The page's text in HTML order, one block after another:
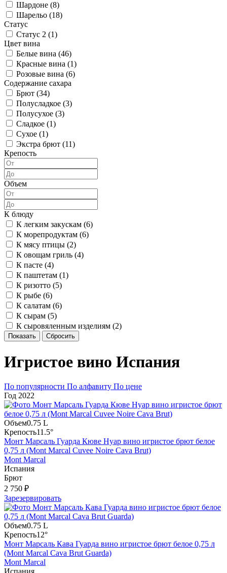
Шардоне (8)
Шарельо (18)
Статус
Статус 2 (1)
Цвет вина
Белые вина (46)
Красные вина (1)
Розовые вина (6)
Содержание сахара
Брют (34)
Полусладкое (3)
Полусухое (3)
Сладкое (1)
Сухое (1)
Экстра брют (11)
Крепость
Объем
К блюду
К легким закускам (6)
К морепродуктам (6)
К мясу птицы (2)
К овощам гриль (4)
К пасте (4)
К паштетам (1)
К ризотто (5)
К рыбе (6)
К салатам (6)
К сырам (5)
К сыровяленным изделиям (2)
Показать Сбросить
Игристое вино Испания
По популярности По алфавиту По цене
Год 2022
Объем0.75 L
Крепость11.5°
Монт Марсаль Гуарда Кюве Нуар вино игристое брют белое
0,75 л (Mont Marcal Cuvee Noire Cava Brut)
Mont Marcal
Испания
Брют
2 750 ₽
Зарезервировать
Объем0.75 L
Крепость12°
Монт Марсаль Кава Гуарда вино игристое брют белое 0,75 л
(Mont Marcal Cava Brut Guarda)
Mont Marcal
Испания